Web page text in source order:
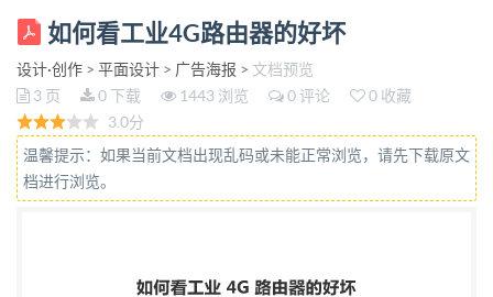
如何看工业 4G 路由器的好坏 工业 4G 路由器是一种
用于连接两个或以上网络的耐用器件，可将信号仅传
送到所需端口。网关可对标准以太网与工业以太网协
议、无线与有线接口或以太网 与现场总线通信协议进
行转换。处理器性能由 200 到 1500 以上 MIPS，片上
存 储器容量通常大于 256 KB 二级缓存。 一、工业路
能，像 专业防火墙功能、VPN 这些，因此技术要求
如何看工业4G路由器的好坏
设计·创作 > 平面设计 > 广告海报 > 文档预览
3 页
0 下载 1443 浏览 0 评论
0 收藏
3.0分
温馨提示：如果当前文档出现乱码或未能正常浏览，请先下载原文
档进行浏览。